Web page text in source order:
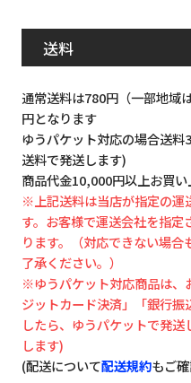
送料
通常送料は780円（一部地域
円となります
ゆうパケット対応の場合送
送料で発送します)
商品代金10,000円以上お買
※上記送料は当店が指定の運
す。お客様で運送会社を指
ります。（対応できない場
了承ください。）
※ゆうパケット対応商品は、
ジットカード決済」「銀行
したら、ゆうパケットで発
します)
(配送について配送規約もご